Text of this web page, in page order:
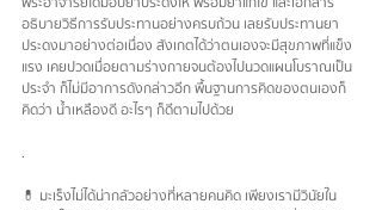
อธิบายวิธีการรับประทานอย่างครบถ้วน เลยรับประทานยา
ประดงมาอย่างต่อเนื่อง สังเกตได้ว่าตนเองจะมีสุขภาพที่แข็ง
แรง เคยปวดเมื่อยตามร่างกายจนต้องไปนวดแผนโบราณเป็น
ประจำ ก็ไม่มีอาการดังกล่าวอีก พื้นฐานการคิดของตนเองก็
คิดว่า น้ำเหลืองดี อะไรๆ ก็ดีตามไปด้วย
.
💊 มะเร็งไม่ได้น่ากลัวอย่างที่หลายคนคิด เพียงเรามีวินัยใน